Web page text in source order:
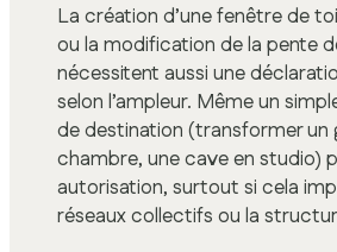
La création d’une fenêtre de
ou la modification de la pente
nécessitent aussi une
selon l’ampleur. Même un
de destination (transformer un
chambre, une cave en studio)
autorisation, surtout si cela
réseaux collectifs ou la